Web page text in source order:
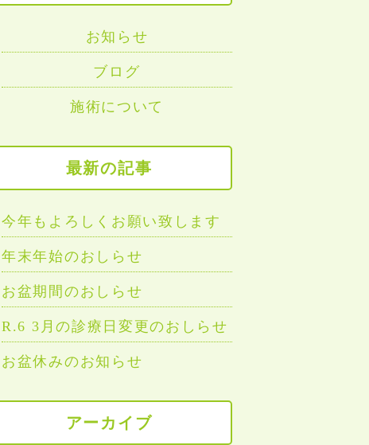
お知らせ
ブログ
施術について
最新の記事
今年もよろしくお願い致します
年末年始のおしらせ
お盆期間のおしらせ
R.6 3月の診療日変更のおしらせ
お盆休みのお知らせ
アーカイブ